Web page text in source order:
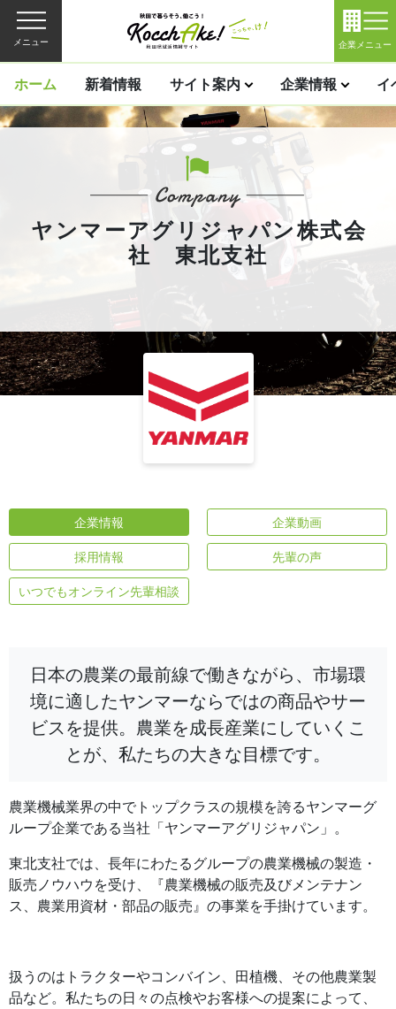
メニュー 企業メニュー
ホーム 新着情報 サイト案内 企業情報 イ
ヤンマーアグリジャパン株式会
社 東北支社
企業情報 企業動画
採用情報 先輩の声
いつでもオンライン先輩相談
日本の農業の最前線で働きながら、市場環
境に適したヤンマーならではの商品やサー
ビスを提供。農業を成長産業にしていくこ
とが、私たちの大きな目標です。
農業機械業界の中でトップクラスの規模を誇るヤンマーグ
ループ企業である当社「ヤンマーアグリジャパン」。
東北支社では、長年にわたるグループの農業機械の製造・
販売ノウハウを受け、『農業機械の販売及びメンテナン
ス、農業用資材・部品の販売』の事業を手掛けています。
扱うのはトラクターやコンバイン、田植機、その他農業製
品など。私たちの日々の点検やお客様への提案によって、